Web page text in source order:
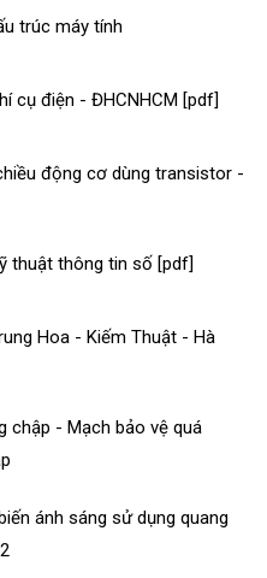
trúc máy tính
cụ điện - ĐHCNHCM [pdf]
động cơ dùng transistor -
thuật thông tin số [pdf]
Hoa - Kiếm Thuật - Hà
chập - Mạch bảo vệ quá
ánh sáng sử dụng quang